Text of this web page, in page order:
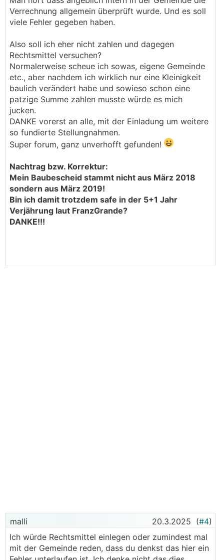
Verrechnung allgemein überprüft wurde. Und es soll
viele Fehler gegeben haben.
Also soll ich eher nicht zahlen und dagegen
Rechtsmittel versuchen?
Normalerweise scheue ich sowas, eigene Gemeinde
etc., aber nachdem ich wirklich nur eine Kleinigkeit
baulich verändert habe und sowieso schon eine
patzige Summe zahlen musste würde es mich
jucken.
DANKE vorerst an alle, mit der Einladung um weitere
so fundierte Stellungnahmen.
Super forum, ganz unverhofft gefunden!
Nachtrag bzw. Korrektur:
Mein Baubescheid stammt nicht aus März 2018
sondern aus März 2019!
Bin ich damit trotzdem safe in der 5+1 Jahr
Verjährung laut FranzGrande?
DANKE!!!
malli 20.3.2025 (#4)
Ich würde Rechtsmittel einlegen oder zumindest mal
mit der Gemeinde reden, dass du denkst das hier ein